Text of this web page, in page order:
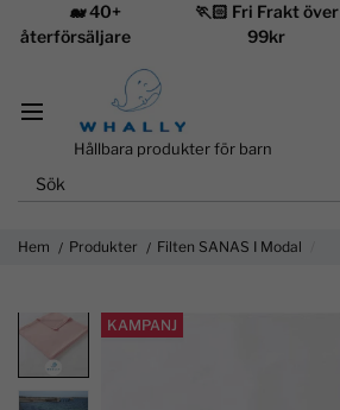
🐋 40+
återförsäljare
🏃🏻 Fri Frakt över
99kr
Hållbara produkter för barn
Hem Produkter Filten SANAS I Modal
KAMPANJ